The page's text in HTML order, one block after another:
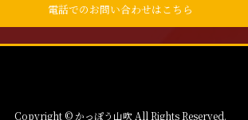
電話でのお問い合わせはこちら
Copyright © かっぽう山吹 All Rights Reserved.